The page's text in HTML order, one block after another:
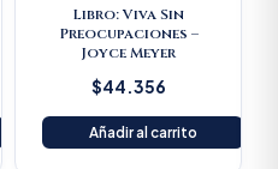
Libro: Viva Sin
Preocupaciones –
Joyce Meyer
$44.356
Añadir al carrito